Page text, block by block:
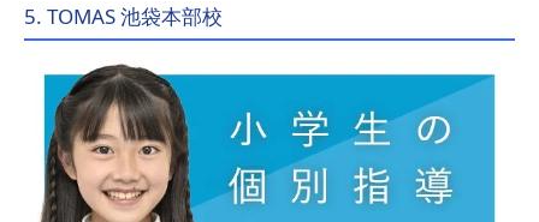
5. TOMAS 池袋本部校